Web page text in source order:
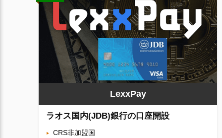
LexxPay
ラオス国内(JDB)銀行の口座開設
CRS非加盟国